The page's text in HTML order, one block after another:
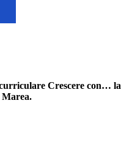
Crescere con… la
Marea.